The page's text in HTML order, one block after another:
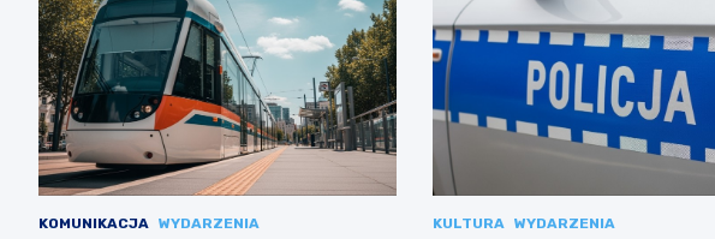
KOMUNIKACJA WYDARZENIA KULTURA WYDARZENIA